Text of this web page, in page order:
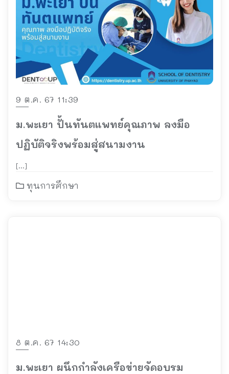
9 ต.ค. 67 11:39
ม.พะเยา ปั้นทันตแพทย์คุณภาพ ลงมือ
ปฏิบัติจริงพร้อมสู่สนามงาน
[…]
ทุนการศึกษา
8 ต.ค. 67 14:30
ม.พะเยา ผนึกกำลังเครือข่ายจัดอบรม